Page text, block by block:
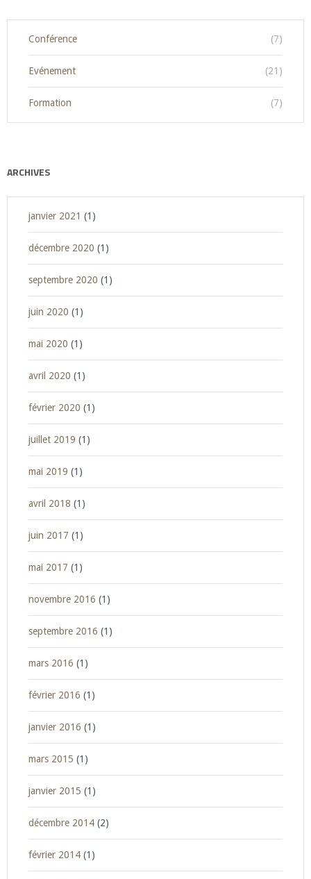
Conférence (7)
Evénement (21)
Formation (7)
ARCHIVES
janvier 2021 (1)
décembre 2020 (1)
septembre 2020 (1)
juin 2020 (1)
mai 2020 (1)
avril 2020 (1)
février 2020 (1)
juillet 2019 (1)
mai 2019 (1)
avril 2018 (1)
juin 2017 (1)
mai 2017 (1)
novembre 2016 (1)
septembre 2016 (1)
mars 2016 (1)
février 2016 (1)
janvier 2016 (1)
mars 2015 (1)
janvier 2015 (1)
décembre 2014 (2)
février 2014 (1)